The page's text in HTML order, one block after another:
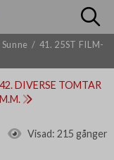
/ 41. 25ST FILM-
42. DIVERSE TOMTAR
M.M.
Visad: 215 gånger